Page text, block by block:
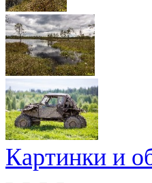
Картинки и